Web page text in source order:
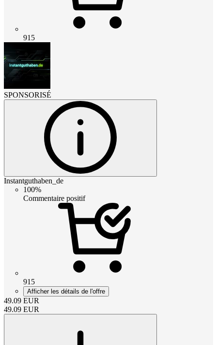
915
SPONSORISÉ
Instantguthaben_de
100%
Commentaire positif
915
Afficher les détails de l'offre
49.09 EUR
49.09 EUR